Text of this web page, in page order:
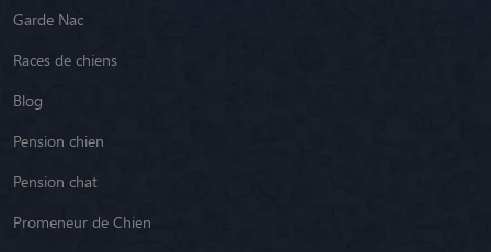
Garde Nac
Races de chiens
Blog
Pension chien
Pension chat
Promeneur de Chien